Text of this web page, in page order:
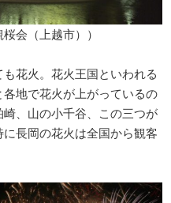
会（上越市））
花火。花火王国といわれる
地で花火が上がっているの
、山の小千谷、この三つが
長岡の花火は全国から観客